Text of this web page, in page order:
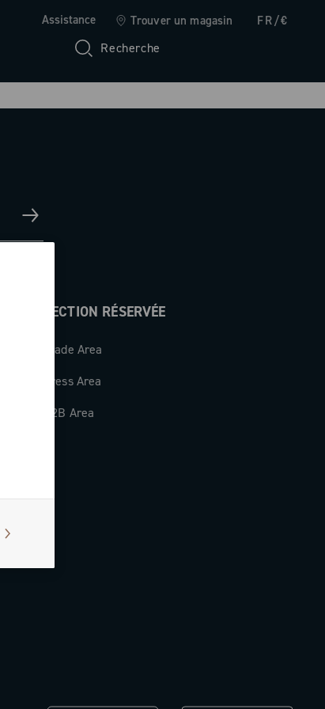
Assistance Trouver un magasin FR/€
Recherche
SECTION RÉSERVÉE
Trade Area
Press Area
B2B Area